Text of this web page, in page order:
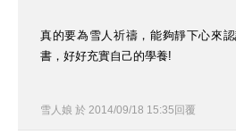
真的要為雪人祈禱，能夠靜下心來
書，好好充實自己的學養!
雪人娘 於 2014/09/18 15:35 回覆